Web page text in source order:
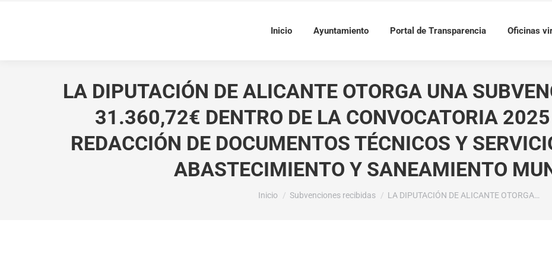
Inicio Ayuntamiento Portal de Transparencia Oficinas
LA DIPUTACIÓN DE ALICANTE OTORGA UNA
31.360,72€ DENTRO DE LA CONVOCATORIA
REDACCIÓN DE DOCUMENTOS TÉCNICOS Y
ABASTECIMIENTO Y SANEAMIENTO
Estás aquí:
Inicio Subvenciones recibidas LA DIPUTACIÓN DE ALICANTE OTORGA…